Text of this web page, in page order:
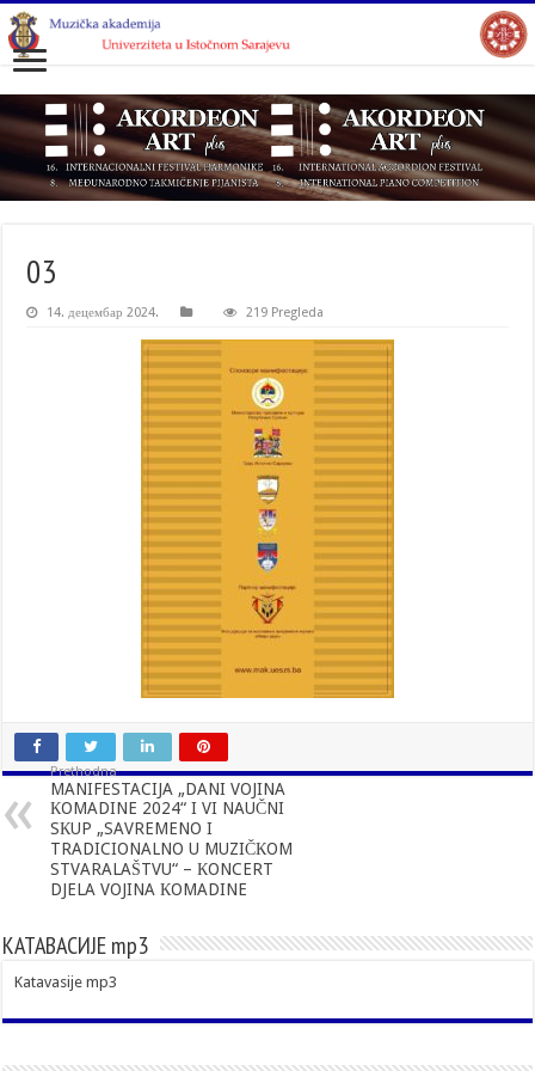
03
14. децембар 2024. 219 Pregleda
Prethodna
MANIFESTACIJA „DANI VOJINA
КOMADINE 2024“ I VI NAUČNI
SКUP „SAVREMENO I
TRADICIONALNO U MUZIČКOM
STVARALAŠTVU“ – КONCERT
DJELA VOJINA КOMADINE
КАТАВАСИЈЕ mp3
Katavasije mp3